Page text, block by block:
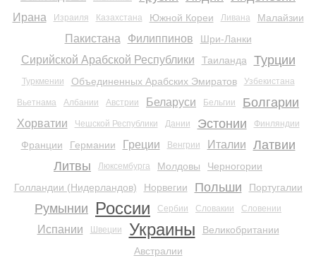
Ирана Израиля Казахстана Южной Кореи Ливана Малайзии
Пакистана Филиппинов Шри-Ланки
Сирийской Арабской Республики Таиланда Турции
Туркмении Объединенных Арабских Эмиратов Узбекистана
Вьетнама Албании Австрии Беларуси Бельгии Болгарии
Хорватии Чешской Республики Дании Эстонии Финляндии
Франции Германии Греции Венгрии Италии
Латвии
Литвы
Люксембурга Молдовы
Черногории
Голландии (Нидерландов)
Норвегии Польши Португалии
Румынии России Сербии Словакии Словении
Испании Швеции Украины
Великобритании
Австралии